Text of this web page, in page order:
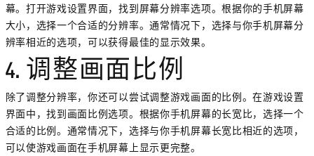
幕。打开游戏设置界面，找到屏幕分辨率选项。根据你的手机屏幕
大小，选择一个合适的分辨率。通常情况下，选择与你手机屏幕分
辨率相近的选项，可以获得最佳的显示效果。
4. 调整画面比例
除了调整分辨率，你还可以尝试调整游戏画面的比例。在游戏设置
界面中，找到画面比例选项。根据你手机屏幕的长宽比，选择一个
合适的比例。通常情况下，选择与你手机屏幕长宽比相近的选项，
可以使游戏画面在手机屏幕上显示更完整。